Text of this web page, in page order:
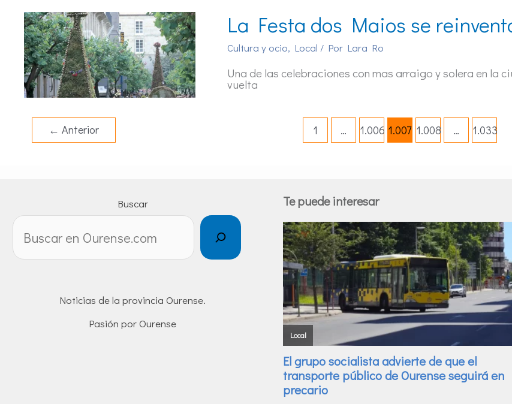
La Festa dos Maios se
Cultura y ocio, Local / Por Lara Ro
Una de las celebraciones con mas arraigo y solera en la
vuelta
← Anterior 1 … 1.006 1.007 1.008 … 1.033
Buscar
Noticias de la provincia Ourense.
Pasión por Ourense
Te puede interesar